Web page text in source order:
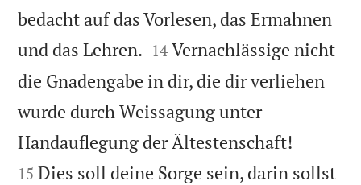
bedacht auf das Vorlesen, das Ermahnen
und das Lehren. 

14 Vernachlässige nicht
die Gnadengabe in dir, die dir verliehen
wurde durch Weissagung unter
Handauflegung der Ältestenschaft!
15 Dies soll deine Sorge sein, darin sollst